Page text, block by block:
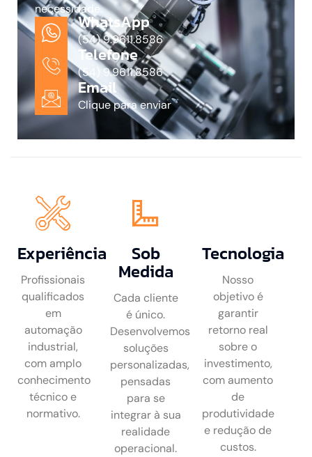
necessidade.
WhatsApp
(54) 9.9611.8586
Telefone
(54) 9.9611.8586
Email
Clique para enviar
Experiência
Profissionais
qualificados
em
automação
industrial,
com amplo
conhecimento
técnico e
normativo.
Sob
Medida
Cada cliente
é único.
Desenvolvemos
soluções
personalizadas,
pensadas
para se
integrar à sua
realidade
operacional.
Tecnologia
Nosso
objetivo é
garantir
retorno real
sobre o
investimento,
com aumento
de
produtividade
e redução de
custos.